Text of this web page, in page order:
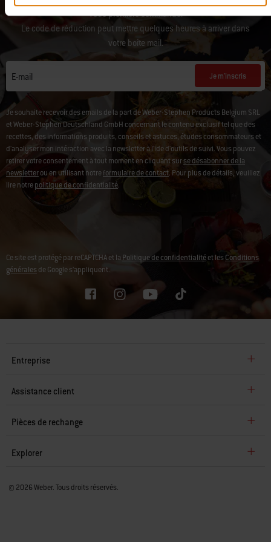
votre première commande.
Le code de réduction peut mettre quelques heures à arriver dans
votre boîte mail.
E-mail Je m'inscris
Je souhaite recevoir des emails de la part de Weber-Stephen Products Belgium SRL
et Weber-Stephen Deutschland GmbH concernant le contenu exclusif tel que des
recettes, des informations produits, conseils et astuces, études consommateurs et
d'analyser mon intéraction avec la newsletter à l'ide d'outils de suivi. Vous pouvez
retirer votre consentement à tout moment en cliquant surse désabonner de la
newsletterou en utilisant notreformulaire de contact. Pour plus de détails, veuillez
lire notrepolitique de confidentialité.
Ce site est protégé par reCAPTCHA et la Politique de confidentialitéet les Conditions
générales de Google s’appliquent.
Entreprise
Assistance client
Pièces de rechange
Explorer
© 2026 Weber. Tous droits réservés.